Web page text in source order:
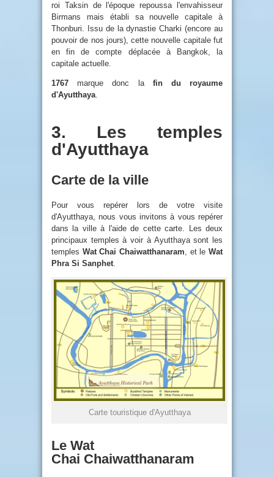
roi Taksin de l'époque repoussa l'envahisseur
Birmans mais établi sa nouvelle capitale à
Thonburi. Issu de la dynastie Charki (encore au
pouvoir de nos jours), cette nouvelle capitale fut
en fin de compte déplacée à Bangkok, la
capitale actuelle.
1767 marque donc la fin du royaume
d'Ayutthaya.
3. Les temples
d'Ayutthaya
Carte de la ville
Pour vous repérer lors de votre visite
d'Ayutthaya, nous vous invitons à vous repérer
dans la ville à l'aide de cette carte. Les deux
principaux temples à voir à Ayutthaya sont les
temples Wat Chai Chaiwatthanaram, et leWat
Phra Si Sanphet.
Carte touristique d'Ayutthaya
Le Wat
Chai Chaiwatthanaram